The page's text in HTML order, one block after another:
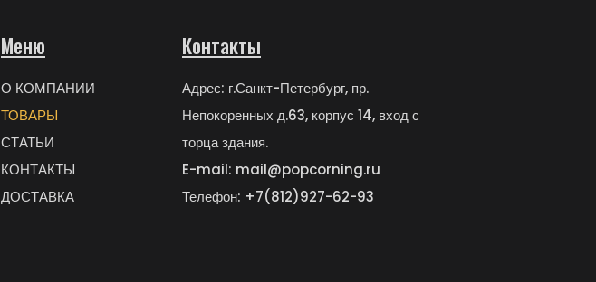
Меню
О КОМПАНИИ
ТОВАРЫ
СТАТЬИ
КОНТАКТЫ
ДОСТАВКА
Контакты
Адрес: г.Санкт-Петербург, пр.
Непокоренных д.63, корпус 14, вход с
торца здания.
E-mail: mail@popcorning.ru
Телефон: +7(812)927-62-93